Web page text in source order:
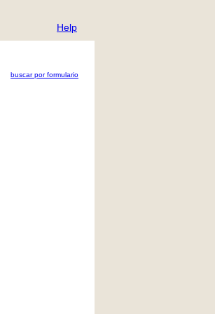
Help
buscar por formulario